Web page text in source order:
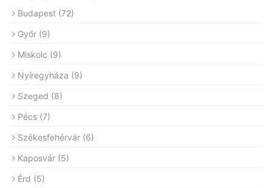
Budapest (72)
Győr (9)
Miskolc (9)
Nyíregyháza (9)
Szeged (8)
Pécs (7)
Székesfehérvár (6)
Kaposvár (5)
Érd (5)